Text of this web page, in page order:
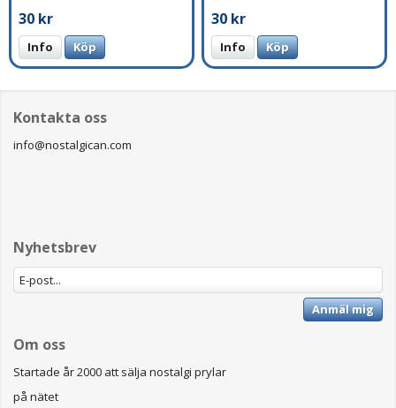
30 kr
Info Köp
30 kr
Info Köp
Kontakta oss
info@nostalgican.com
Nyhetsbrev
Anmäl mig
Om oss
Startade år 2000 att sälja nostalgi prylar
på nätet